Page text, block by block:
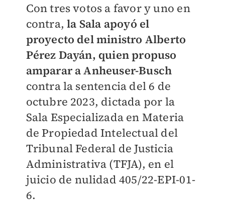
Con tres votos a favor y uno en
contra,la Sala apoyó el
proyecto del ministro Alberto
Pérez Dayán, quien propuso
amparar a Anheuser-Busch
contra la sentencia del 6 de
octubre 2023, dictada por la
Sala Especializada en Materia
de Propiedad Intelectual del
Tribunal Federal de Justicia
Administrativa (TFJA), en el
juicio de nulidad 405/22-EPI-01-
6.